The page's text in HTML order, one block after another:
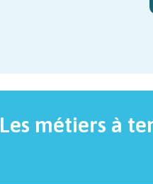
Les métiers à